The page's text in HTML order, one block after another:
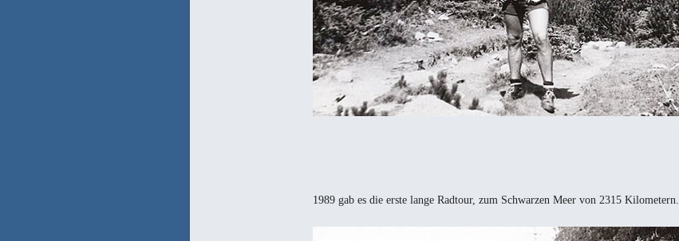
1989 gab es die erste lange Radtour, zum Schwarzen Meer von 2315 Kilometern.